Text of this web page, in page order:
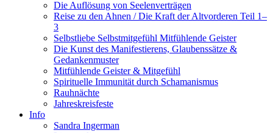
Die Auflösung von Seelenverträgen
Reise zu den Ahnen / Die Kraft der Altvorderen Teil 1–
3
Selbstliebe Selbstmitgefühl Mitfühlende Geister
Die Kunst des Manifestierens, Glaubenssätze &
Gedankenmuster
Mitfühlende Geister & Mitgefühl
Spirituelle Immunität durch Schamanismus
Rauhnächte
Jahreskreisfeste
Info
Sandra Ingerman